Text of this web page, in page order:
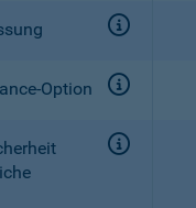
Option